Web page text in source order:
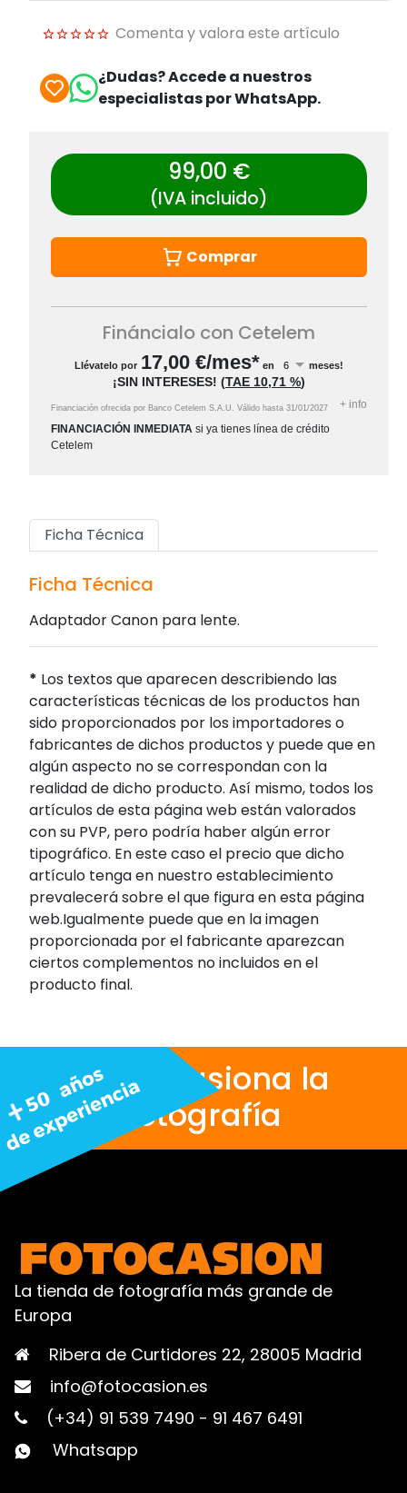
Comenta y valora este artículo
¿Dudas? Accede a nuestros
especialistas por WhatsApp.
99,00 €
(IVA incluido)
Comprar
Fináncialo con Cetelem
Llévatelo por 17,00 €/mes* en meses!
¡SIN INTERESES! (TAE 10,71 %)
Financiación ofrecida por Banco Cetelem S.A.U. Válido hasta 31/01/2027 + info
FINANCIACIÓN INMEDIATA si ya tienes línea de crédito
Cetelem
Ficha Técnica
Ficha Técnica
Adaptador Canon para lente.
* Los textos que aparecen describiendo las
características técnicas de los productos han
sido proporcionados por los importadores o
fabricantes de dichos productos y puede que en
algún aspecto no se correspondan con la
realidad de dicho producto. Así mismo, todos los
artículos de esta página web están valorados
con su PVP, pero podría haber algún error
tipográfico. En este caso el precio que dicho
artículo tenga en nuestro establecimiento
prevalecerá sobre el que figura en esta página
web.Igualmente puede que en la imagen
proporcionada por el fabricante aparezcan
ciertos complementos no incluidos en el
producto final.
Nos apasiona la
fotografía
La tienda de fotografía más grande de
Europa
Ribera de Curtidores 22, 28005 Madrid
info@fotocasion.es
(+34) 91 539 7490 - 91 467 6491
Whatsapp